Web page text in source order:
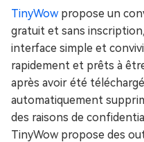
TinyWowpropose un
gratuit et sans
interface simple et
rapidement et prêts à
après avoir été
automatiquement
des raisons de
TinyWow propose des